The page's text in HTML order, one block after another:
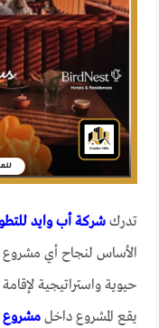
تدركشركة أب وايد
الأساس لنجاح أي مشروع
حيوية واستراتيجية
يقع المشروع داخل